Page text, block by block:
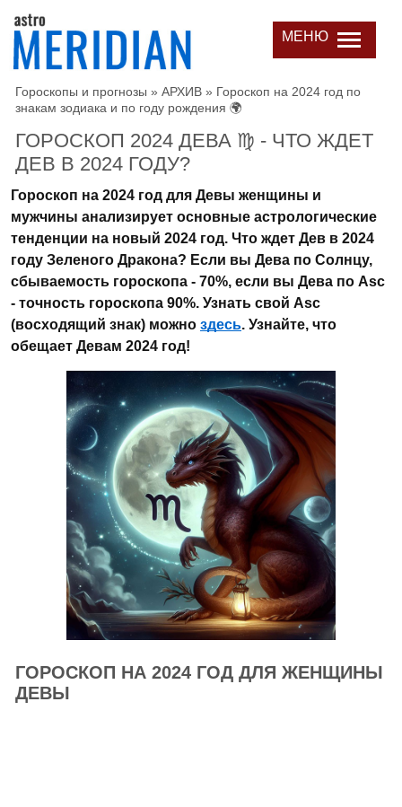
МЕНЮ
Гороскопы и прогнозы » АРХИВ » Гороскоп на 2024 год по
знакам зодиака и по году рождения 🌍
ГОРОСКОП 2024 ДЕВА ♍ - ЧТО ЖДЕТ
ДЕВ В 2024 ГОДУ?
Гороскоп на 2024 год для Девы женщины и
мужчины анализирует основные астрологические
тенденции на новый 2024 год. Что ждет Дев в 2024
году Зеленого Дракона? Если вы Дева по Солнцу,
сбываемость гороскопа - 70%, если вы Дева по Asc
- точность гороскопа 90%. Узнать свой Asc
(восходящий знак) можно здесь. Узнайте, что
обещает Девам 2024 год!
ГОРОСКОП НА 2024 ГОД ДЛЯ ЖЕНЩИНЫ
ДЕВЫ